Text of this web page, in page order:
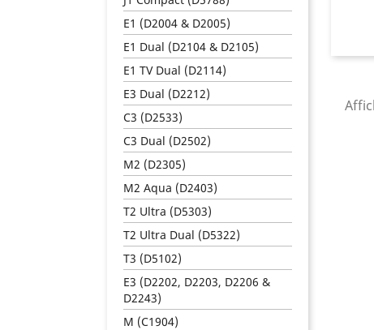
E1 (D2004 & D2005)
E1 Dual (D2104 & D2105)
E1 TV Dual (D2114)
E3 Dual (D2212)
C3 (D2533)
C3 Dual (D2502)
M2 (D2305)
M2 Aqua (D2403)
T2 Ultra (D5303)
T2 Ultra Dual (D5322)
T3 (D5102)
E3 (D2202, D2203, D2206 &
D2243)
M (C1904)